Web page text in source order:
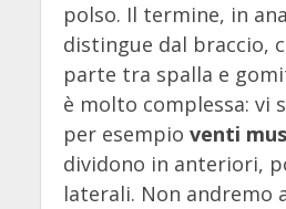
polso. Il termine, in
distingue dal braccio,
parte tra spalla e
è molto complessa: vi
per esempio venti
dividono in anteriori,
laterali. Non andremo